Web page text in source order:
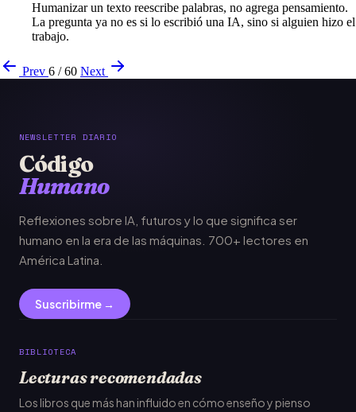
Humanizar un texto reescribe palabras, no agrega pensamiento.
La pregunta ya no es si lo escribió una IA, sino si alguien hizo el
trabajo.
Prev 6 / 60 Next
NEWSLETTER DIARIO
Código
Humano
Reflexiones sobre IA, futuros y lo que significa ser
humano en la era de las máquinas. 700+ lectores en
América Latina.
Suscribirme →
BIBLIOTECA
Lecturas recomendadas
Los libros que más han influido en cómo enseño y pienso